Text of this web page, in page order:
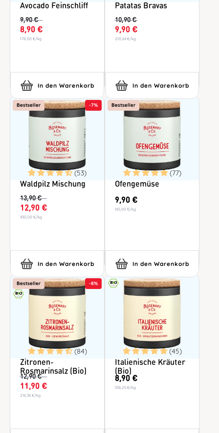
Avocado Feinschliff
9,90 €
8,90 €
178,00 €/kg
In den Warenkorb
Patatas Bravas
10,90 €
9,90 €
210,64 €/kg
In den Warenkorb
-7%
Bestseller
(53)
Waldpilz Mischung
13,90 €
12,90 €
430,00 €/kg
In den Warenkorb
Bestseller
(77)
Ofengemüse
9,90 €
165,00 €/kg
In den Warenkorb
-8%
Bestseller
(84)
Zitronen-
Rosmarinsalz (Bio)
12,90 €
11,90 €
216,36 €/kg
(45)
Italienische Kräuter
(Bio)
8,90 €
556,25 €/kg